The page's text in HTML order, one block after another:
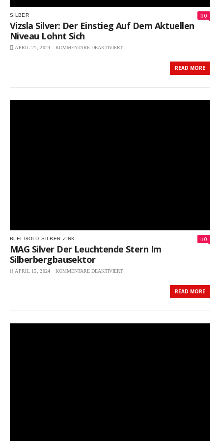
SILBER 0
Vizsla Silver: Der Einstieg Auf Dem Aktuellen
Niveau Lohnt Sich
APRIL 21, 2024 KOMMENTARE DEAKTIVIERTFÜR
AUF
READ MORE
BLEI GOLD SILBER ZINK 0
MAG Silver Der Leuchtende Stern Im
Silberbergbausektor
APRIL 15, 2024 KOMMENTARE DEAKTIVIERTFÜR
STERN
READ MORE